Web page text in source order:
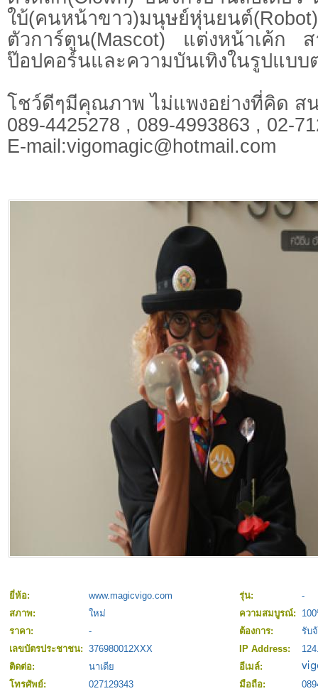
ใบ้(คนหน้าขาว)มนุษย์หุ่นยนต์
ตัวการ์ตูน(Mascot) แต่งหน้าเค้ก
ป๊อปคอร์นและความบันเทิงในรูปแบบ
โชว์ดีๆมีคุณภาพ ไม่แพงอย่างที่คิด ส
089-4425278 , 089-4993863 , 02-
E-mail:vigomagic@hotmail.com
ยี่ห้อ: www.magicvigo.com รุ่น:
-
สภาพ:
ใหม่ ความสมบูรณ์:
ราคา:
- ต้องการ:
รับ
เลขบัตรประชาชน: 376980012XXX IP Address:
ติดต่อ:
นาเดีย
อีเมล์:
โทรศัพย์:
027129343 มือถือ: